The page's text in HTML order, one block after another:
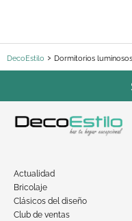
DecoEstilo Dormitorios luminosos
Actualidad
Bricolaje
Clásicos del diseño
Club de ventas